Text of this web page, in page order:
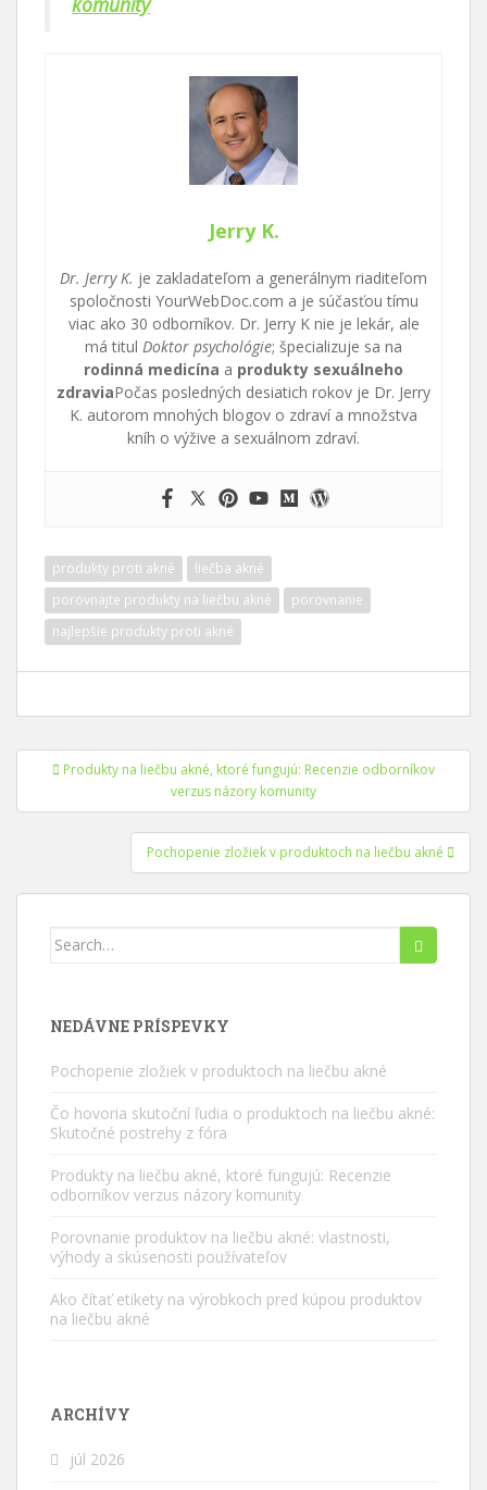
Jerry K.
Dr. Jerry K. je zakladateľom a generálnym riaditeľom
spoločnosti YourWebDoc.com a je súčasťou tímu
viac ako 30 odborníkov. Dr. Jerry K nie je lekár, ale
má titul Doktor psychológie; špecializuje sa na
rodinná medicína a produkty sexuálneho
zdraviaPočas posledných desiatich rokov je Dr. Jerry
K. autorom mnohých blogov o zdraví a množstva
kníh o výžive a sexuálnom zdraví.
produkty proti akné
liečba akné
porovnajte produkty na liečbu akné
porovnanie
najlepšie produkty proti akné
Navigácia
príspevkoch
Produkty na liečbu akné, ktoré fungujú: Recenzie odborníkov
verzus názory komunity
Pochopenie zložiek v produktoch na liečbu akné
Hľadať:
NEDÁVNE PRÍSPEVKY
Pochopenie zložiek v produktoch na liečbu akné
Čo hovoria skutoční ľudia o produktoch na liečbu akné:
Skutočné postrehy z fóra
Produkty na liečbu akné, ktoré fungujú: Recenzie
odborníkov verzus názory komunity
Porovnanie produktov na liečbu akné: vlastnosti,
výhody a skúsenosti používateľov
Ako čítať etikety na výrobkoch pred kúpou produktov
na liečbu akné
ARCHÍVY
júl 2026